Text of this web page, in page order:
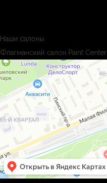
Наши салоны
Флагманский салон Paint Center